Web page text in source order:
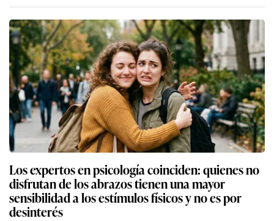
Los expertos en psicología coinciden: quienes no
disfrutan de los abrazos tienen una mayor
sensibilidad a los estímulos físicos y no es por
desinterés